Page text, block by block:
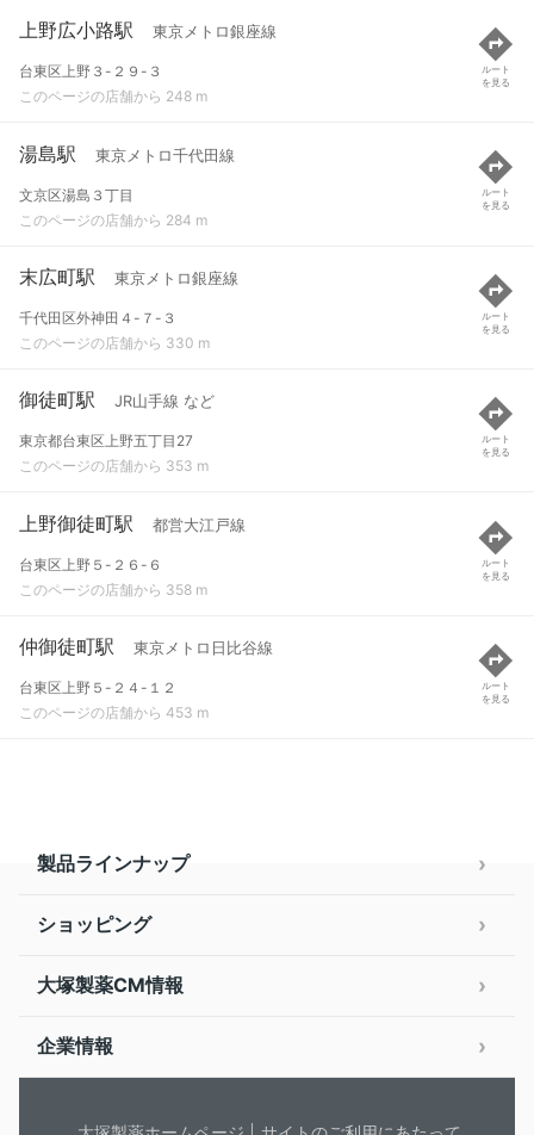
上野広小路駅 東京メトロ銀座線
台東区上野３-２９-３
このページの店舗から 248 m
ルート
を見る
湯島駅 東京メトロ千代田線
文京区湯島３丁目
このページの店舗から 284 m
ルート
を見る
末広町駅 東京メトロ銀座線
千代田区外神田４-７-３
このページの店舗から 330 m
ルート
を見る
御徒町駅 JR山手線 など
東京都台東区上野五丁目27
このページの店舗から 353 m
ルート
を見る
上野御徒町駅 都営大江戸線
台東区上野５-２６-６
このページの店舗から 358 m
ルート
を見る
仲御徒町駅 東京メトロ日比谷線
台東区上野５-２４-１２
このページの店舗から 453 m
ルート
を見る
製品ラインナップ
ショッピング
大塚製薬CM情報
企業情報